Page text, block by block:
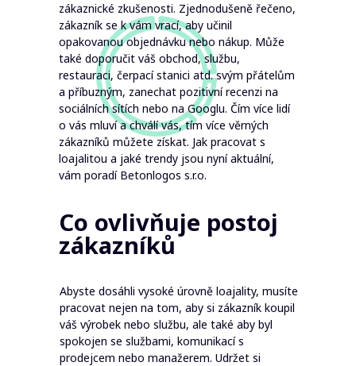
zákaznické zkušenosti. Zjednodušeně řečeno,
zákazník se k vám vrací, aby učinil
opakovanou objednávku nebo nákup. Může
také doporučit váš obchod, službu,
restauraci, čerpací stanici atd. svým přátelům
a příbuzným, zanechat pozitivní recenzi na
sociálních sítích nebo na Googlu. Čím více lidí
o vás mluví a chválí vás, tím více věrných
zákazníků můžete získat. Jak pracovat s
loajalitou a jaké trendy jsou nyní aktuální,
vám poradí Betonlogos s.r.o.
Co ovlivňuje postoj
zákazníků
Abyste dosáhli vysoké úrovně loajality, musíte
pracovat nejen na tom, aby si zákazník koupil
váš výrobek nebo službu, ale také aby byl
spokojen se službami, komunikací s
prodejcem nebo manažerem. Udržet si